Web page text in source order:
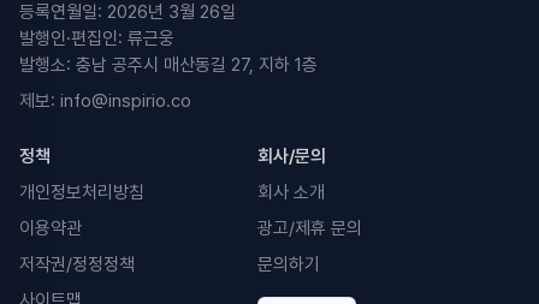
등록연월일: 2026년 3월 26일
발행인·편집인: 류근웅
발행소: 충남 공주시 매산동길 27, 지하 1층
제보: info@inspirio.co
정책
개인정보처리방침
이용약관
저작권/정정정책
회사/문의
회사 소개
광고/제휴 문의
문의하기